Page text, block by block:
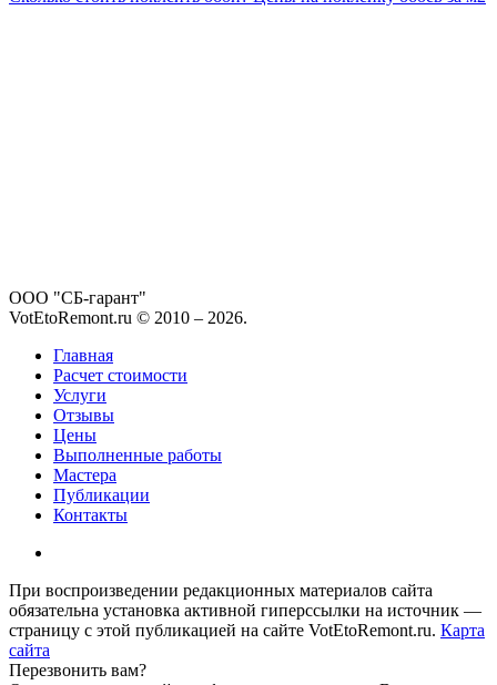
ООО "СБ-гарант"
VotEtoRemont.ru © 2010 – 2026.
Главная
Расчет стоимости
Услуги
Отзывы
Цены
Выполненные работы
Мастера
Публикации
Контакты
При воспроизведении редакционных материалов сайта
обязательна установка активной гиперссылки на источник —
страницу с этой публикацией на сайте VotEtoRemont.ru. Карта
сайта
Перезвонить вам?